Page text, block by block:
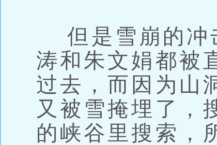
但是雪崩的冲
涛和朱文娟都被
过去，而因为山
又被雪掩埋了，
的峡谷里搜索，